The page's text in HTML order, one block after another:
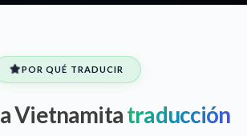
POR QUÉ TRADUCIR
Vietnamitatraducción